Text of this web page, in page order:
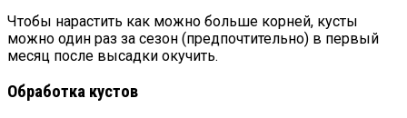
Чтобы нарастить как можно больше корней, кусты
можно один раз за сезон (предпочтительно) в первый
месяц после высадки окучить.
Обработка кустов